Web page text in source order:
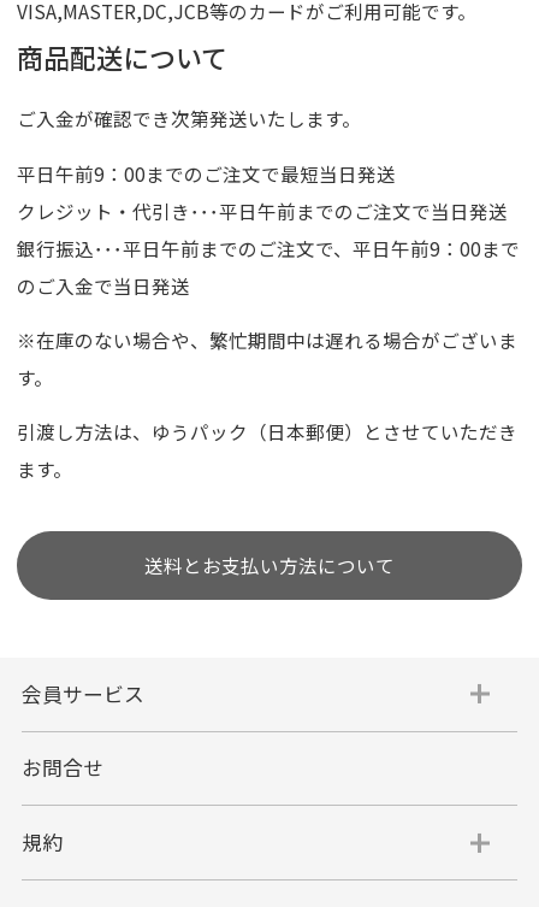
VISA,MASTER,DC,JCB等のカードがご利用可能です。
商品配送について
ご入金が確認でき次第発送いたします。
平日午前9：00までのご注文で最短当日発送
クレジット・代引き･･･平日午前までのご注文で当日発送
銀行振込･･･平日午前までのご注文で、平日午前9：00まで
のご入金で当日発送
※在庫のない場合や、繁忙期間中は遅れる場合がございま
す。
引渡し方法は、ゆうパック（日本郵便）とさせていただき
ます。
送料とお支払い方法について
会員サービス
お問合せ
規約